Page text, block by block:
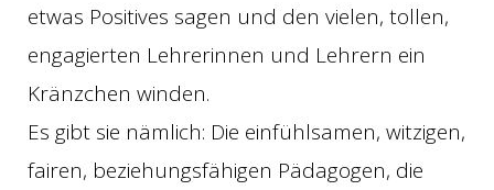
etwas Positives sagen und den vielen, tollen,
engagierten Lehrerinnen und Lehrern ein
Kränzchen winden.
Es gibt sie nämlich: Die einfühlsamen, witzigen,
fairen, beziehungsfähigen Pädagogen, die